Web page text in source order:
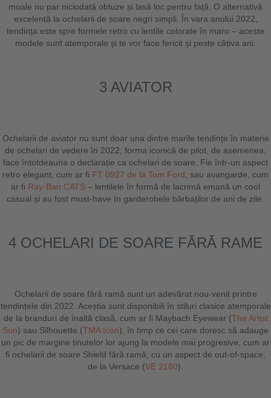
moale nu par niciodată obtuze și lasă loc pentru față. O alternativă
excelentă la ochelarii de soare negri simpli. În vara anului 2022,
tendința este spre formele retro cu lentile colorate în maro – aceste
modele sunt atemporale și te vor face fericit și peste câțiva ani.
3 AVIATOR
Ochelarii de aviator nu sunt doar una dintre marile tendințe în materie
de ochelari de vedere în 2022, forma iconică de pilot, de asemenea,
face întotdeauna o declarație ca ochelari de soare. Fie într-un aspect
retro elegant, cum ar fi FT 0927 de la Tom Ford , sau avangarde, cum
ar fi Ray-Ban CATS – lentilele în formă de lacrimă emană un cool
casual și au fost must-have în garderobele bărbaților de ani de zile.
4 OCHELARI DE SOARE FĂRĂ RAME
Ochelarii de soare fără ramă sunt un adevărat nou-venit printre
tendințele din 2022. Aceștia sunt disponibili în stiluri clasice atemporale
de la branduri de înaltă clasă, cum ar fi Maybach Eyewear (The Artist
Sun) sau Silhouette (TMA Icon), în timp ce cei care doresc să adauge
un pic de margine ținutelor lor ajung la modele mai progresive, cum ar
fi ochelarii de soare Shield fără ramă, cu un aspect de out-of-space,
de la Versace (VE 2180).